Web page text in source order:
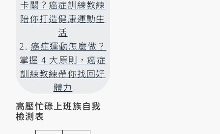
卡關？癌症訓練教練
陪你打造健康運動生
活
2.癌症運動怎麼做？
掌握 4 大原則，癌症
訓練教練帶你找回好
體力
高壓忙碌上班族自我
檢測表